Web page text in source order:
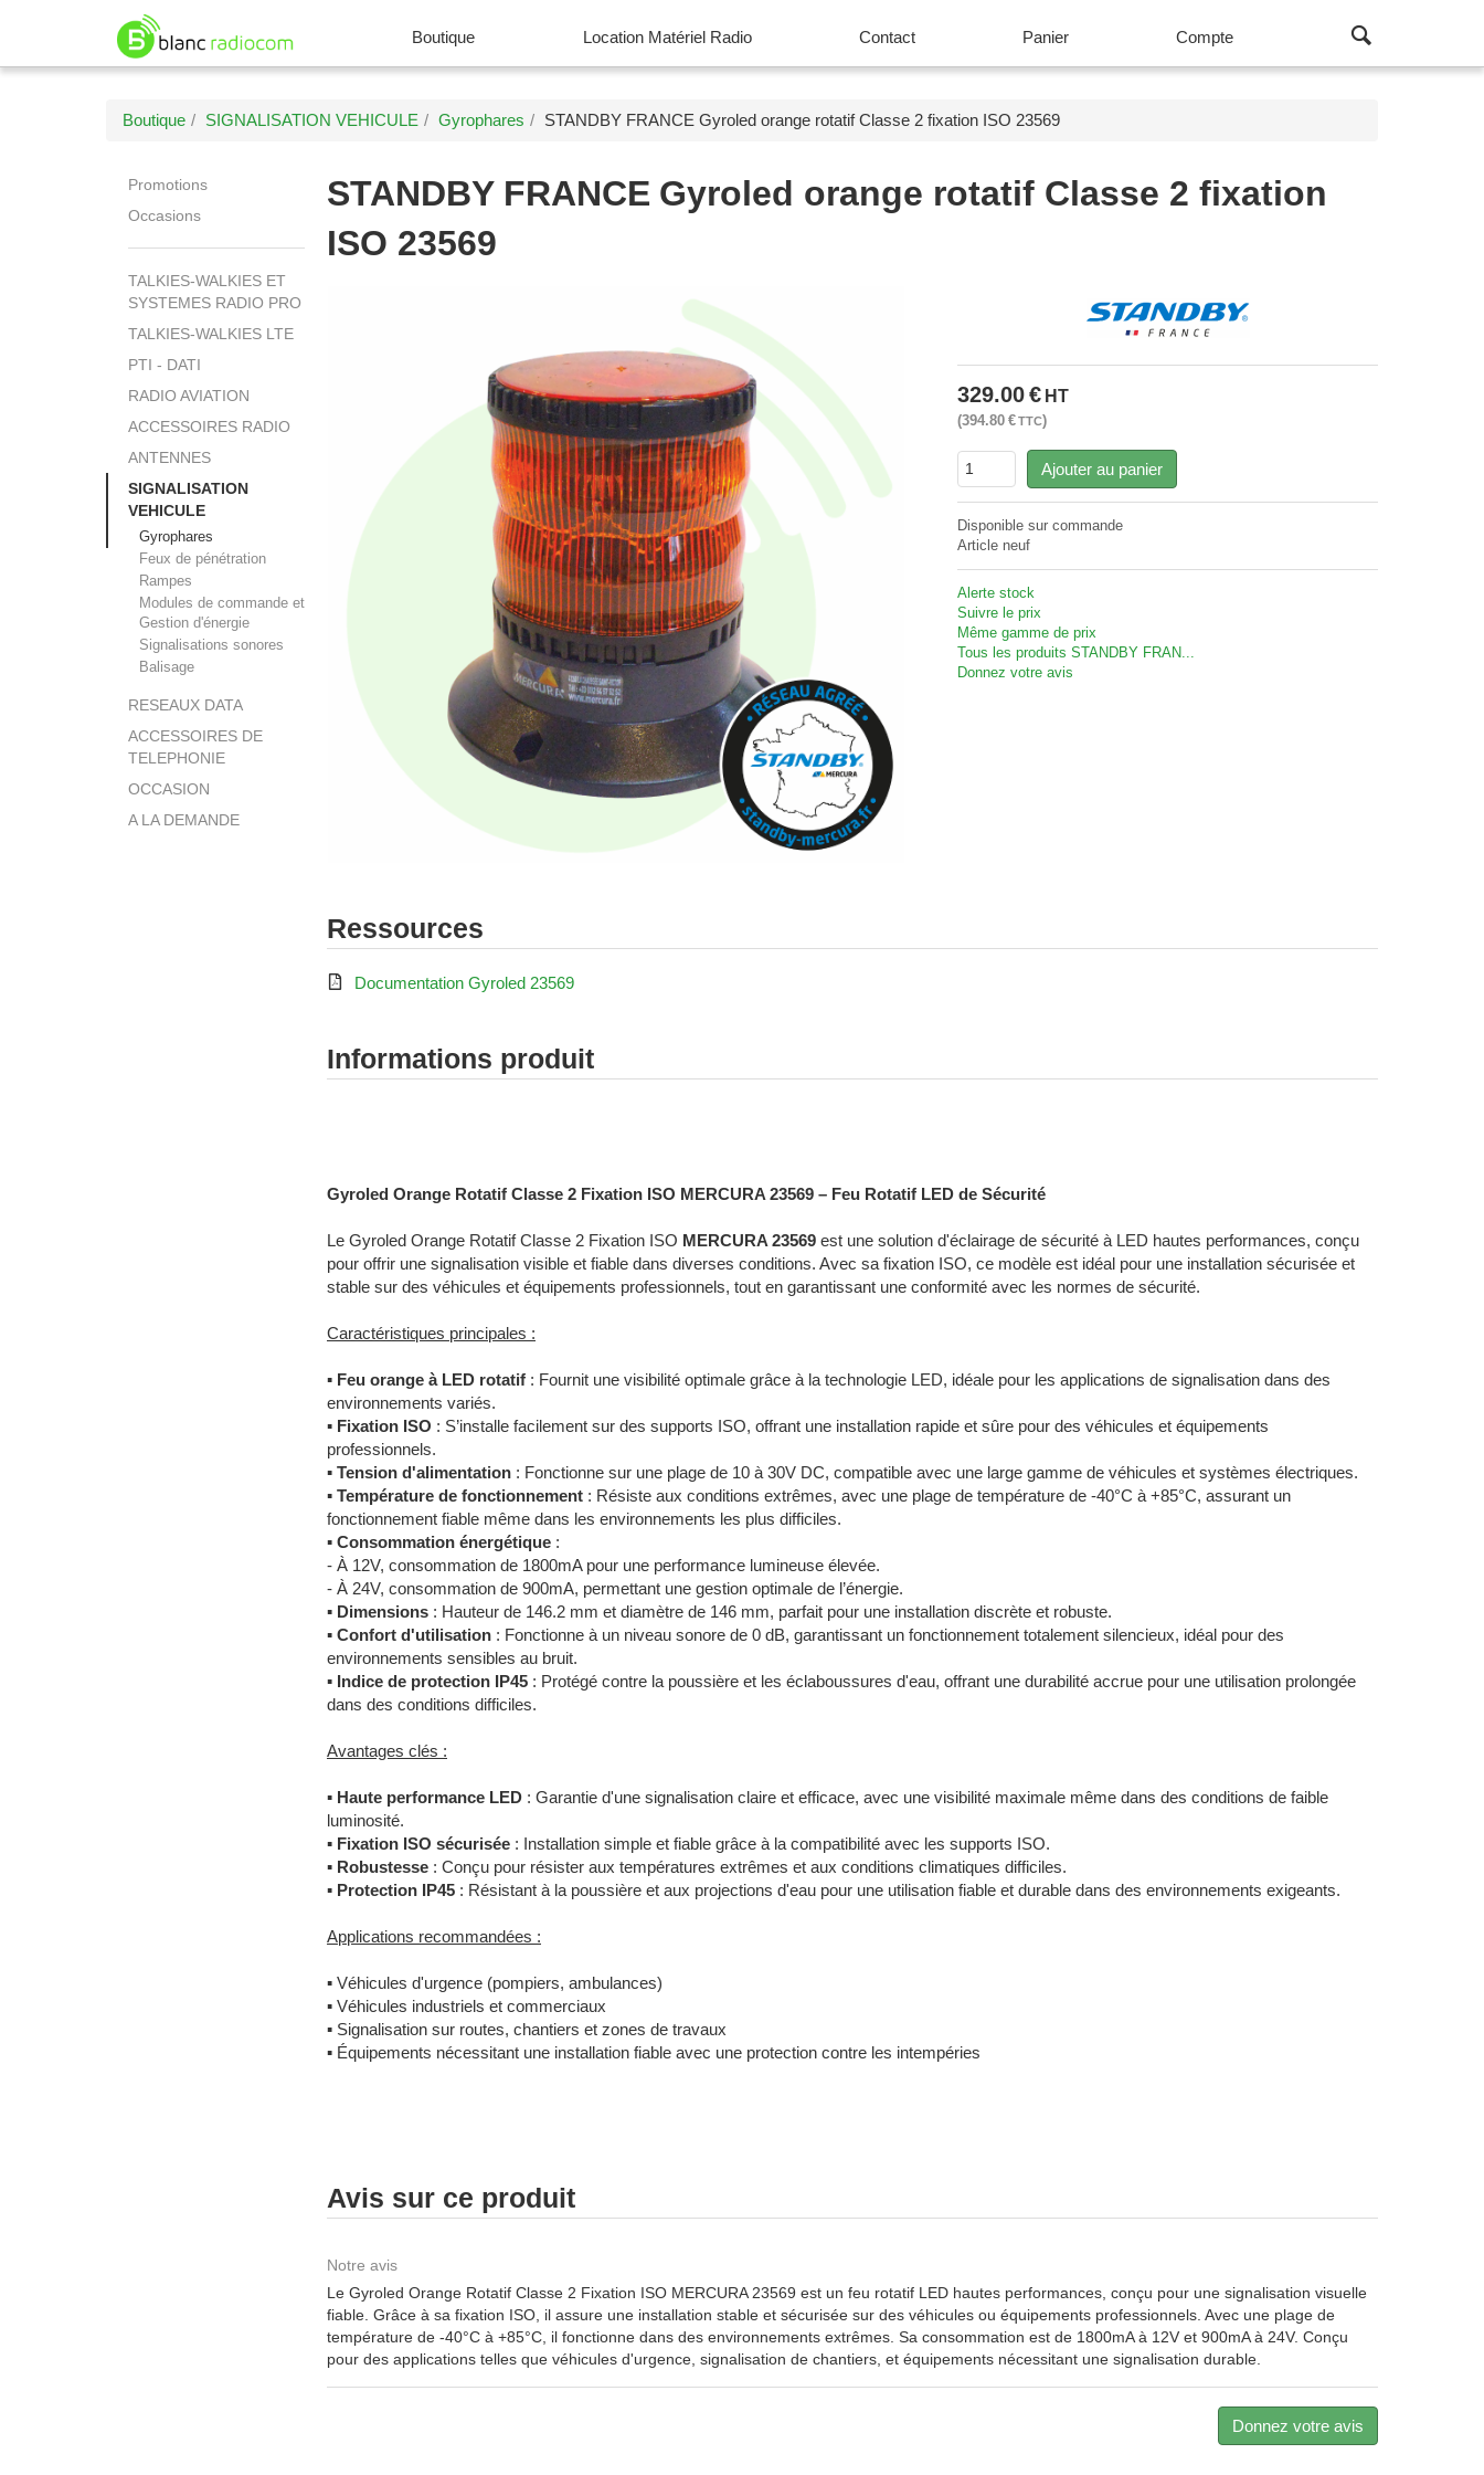
Boutique Location Matériel Radio Contact Panier Compte
Boutique SIGNALISATION VEHICULE Gyrophares STANDBY FRANCE Gyroled orange rotatif Classe 2 fixation ISO 23569
Promotions
Occasions
TALKIES-WALKIES ET
SYSTEMES RADIO PRO
TALKIES-WALKIES LTE
PTI - DATI
RADIO AVIATION
ACCESSOIRES RADIO
ANTENNES
SIGNALISATION
VEHICULE
Gyrophares
Feux de pénétration
Rampes
Modules de commande et
Gestion d'énergie
Signalisations sonores
Balisage
RESEAUX DATA
ACCESSOIRES DE
TELEPHONIE
OCCASION
A LA DEMANDE
STANDBY FRANCE Gyroled orange rotatif Classe 2 fixation
ISO 23569
329.00€ HT
394.80 €TTC
Ajouter au panier
Disponible sur commande
Article neuf
Alerte stock
Suivre le prix
Même gamme de prix
Tous les produits STANDBY FRAN...
Donnez votre avis
Ressources
 Documentation Gyroled 23569
Informations produit
Gyroled Orange Rotatif Classe 2 Fixation ISO MERCURA 23569 – Feu Rotatif LED de Sécurité
Le Gyroled Orange Rotatif Classe 2 Fixation ISO MERCURA 23569 est une solution d'éclairage de sécurité à LED hautes performances, conçu
pour offrir une signalisation visible et fiable dans diverses conditions. Avec sa fixation ISO, ce modèle est idéal pour une installation sécurisée et
stable sur des véhicules et équipements professionnels, tout en garantissant une conformité avec les normes de sécurité.
Caractéristiques principales :
▪ Feu orange à LED rotatif : Fournit une visibilité optimale grâce à la technologie LED, idéale pour les applications de signalisation dans des
environnements variés.
▪ Fixation ISO : S’installe facilement sur des supports ISO, offrant une installation rapide et sûre pour des véhicules et équipements
professionnels.
▪ Tension d'alimentation : Fonctionne sur une plage de 10 à 30V DC, compatible avec une large gamme de véhicules et systèmes électriques.
▪ Température de fonctionnement : Résiste aux conditions extrêmes, avec une plage de température de -40°C à +85°C, assurant un
fonctionnement fiable même dans les environnements les plus difficiles.
▪ Consommation énergétique :
- À 12V, consommation de 1800mA pour une performance lumineuse élevée.
- À 24V, consommation de 900mA, permettant une gestion optimale de l’énergie.
▪ Dimensions : Hauteur de 146.2 mm et diamètre de 146 mm, parfait pour une installation discrète et robuste.
▪ Confort d'utilisation : Fonctionne à un niveau sonore de 0 dB, garantissant un fonctionnement totalement silencieux, idéal pour des
environnements sensibles au bruit.
▪ Indice de protection IP45 : Protégé contre la poussière et les éclaboussures d'eau, offrant une durabilité accrue pour une utilisation prolongée
dans des conditions difficiles.
Avantages clés :
▪ Haute performance LED : Garantie d'une signalisation claire et efficace, avec une visibilité maximale même dans des conditions de faible
luminosité.
▪ Fixation ISO sécurisée : Installation simple et fiable grâce à la compatibilité avec les supports ISO.
▪ Robustesse : Conçu pour résister aux températures extrêmes et aux conditions climatiques difficiles.
▪ Protection IP45 : Résistant à la poussière et aux projections d'eau pour une utilisation fiable et durable dans des environnements exigeants.
Applications recommandées :
▪ Véhicules d'urgence (pompiers, ambulances)
▪ Véhicules industriels et commerciaux
▪ Signalisation sur routes, chantiers et zones de travaux
▪ Équipements nécessitant une installation fiable avec une protection contre les intempéries
Avis sur ce produit
Notre avis
Le Gyroled Orange Rotatif Classe 2 Fixation ISO MERCURA 23569 est un feu rotatif LED hautes performances, conçu pour une signalisation visuelle
fiable. Grâce à sa fixation ISO, il assure une installation stable et sécurisée sur des véhicules ou équipements professionnels. Avec une plage de
température de -40°C à +85°C, il fonctionne dans des environnements extrêmes. Sa consommation est de 1800mA à 12V et 900mA à 24V. Conçu
pour des applications telles que véhicules d'urgence, signalisation de chantiers, et équipements nécessitant une signalisation durable.
Donnez votre avis